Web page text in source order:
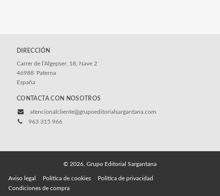
DIRECCIÓN
Carrer de l’Algepser, 18, Nave 2
46988 Paterna
España
CONTACTA CON NOSOTROS
atencionalcliente@grupoeditorialsargantana.com
963 315 966
© 2026, Grupo Editorial Sargantana
Aviso legal Política de cookies
Política de privacidad
Condiciones de compra